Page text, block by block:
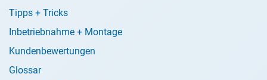
Tipps + Tricks
Inbetriebnahme + Montage
Kundenbewertungen
Glossar